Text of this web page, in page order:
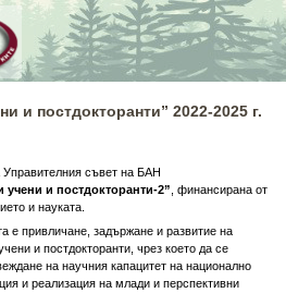
и постдокторанти” 2022-2025 г.
съвет на БАН
и постдокторанти-2” , финансирана от
и науката.
е привличане, задържане и развитие на
и постдокторанти, чрез което да се
на научния капацитет на национално
и реализация на млади и перспективни